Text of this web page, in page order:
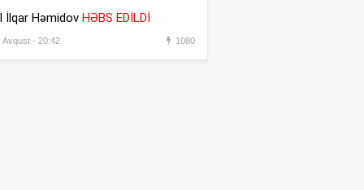
əsas gətirmədən azad etdi
İlqar Həmidov HƏBS EDİLDİ
Avqust - 20:42 1080